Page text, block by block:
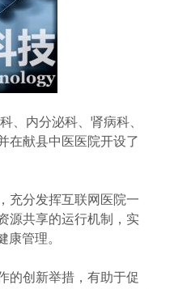
内分泌科、肾病科、
在献县中医医院开设了
分发挥互联网医院一
源共享的运行机制，实
管理。
创新举措，有助于促